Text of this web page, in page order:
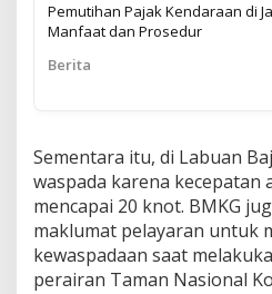
Pemutihan Pajak Kendaraan di
Manfaat dan Prosedur
Berita
Sementara itu, di Labuan
waspada karena kecepatan
mencapai 20 knot. BMKG
maklumat pelayaran untuk
kewaspadaan saat
perairan Taman Nasional